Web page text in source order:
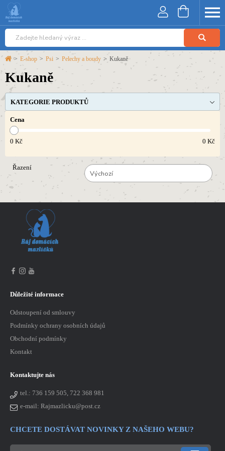
> E-shop > Psi > Pelechy a boudy > Kukaně
Kukaně
KATEGORIE PRODUKTŮ
Cena
0 Kč 0 Kč
Řazení
Výchozí
Důležité informace
Odstoupení od smlouvy
Podmínky ochrany osobních údajů
Obchodní podmínky
Kontakt
Kontaktujte nás
tel.: 736 159 505, 722 368 981
e-mail: Rajmazlicku@post.cz
CHCETE DOSTÁVAT NOVINKY Z NAŠEHO WEBU?